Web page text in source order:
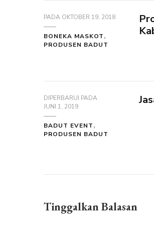
PADA OKTOBER 19, 2018
BONEKA MASKOT
PRODUSEN BADUT
DIPERBARUI PADA
JUNI 1, 2019
BADUT EVENT
PRODUSEN BADUT
Tinggalkan Balasan